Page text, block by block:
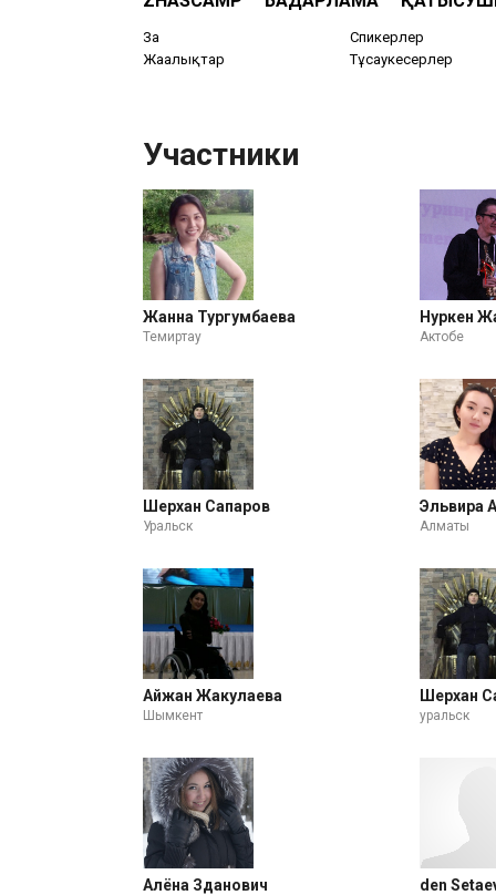
Заң
Жаңалықтар
Спикерлер
Тұсаукесерлер
Участники
Жанна Тургумбаева
Темиртау
Нуркен
Актобе
Шерхан Сапаров
Уральск
Эльвира
Алматы
Айжан Жакулаева
Шымкент
Шерхан
уральск
Алёна Зданович den